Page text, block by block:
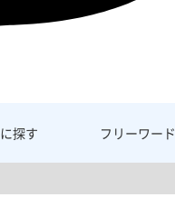
に探す フリーワード